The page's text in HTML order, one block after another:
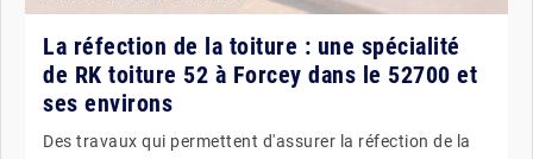
La réfection de la toiture : une spécialité
de RK toiture 52 à Forcey dans le 52700 et
ses environs
Des travaux qui permettent d'assurer la réfection de la